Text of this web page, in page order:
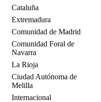
Cataluña
Extremadura
Comunidad de Madrid
Comunidad Foral de
Navarra
La Rioja
Ciudad Autónoma de
Melilla
Internacional